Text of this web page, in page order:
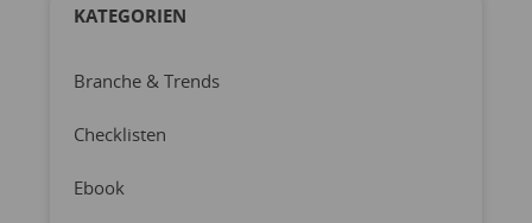
KATEGORIEN
Branche & Trends
Checklisten
Ebook